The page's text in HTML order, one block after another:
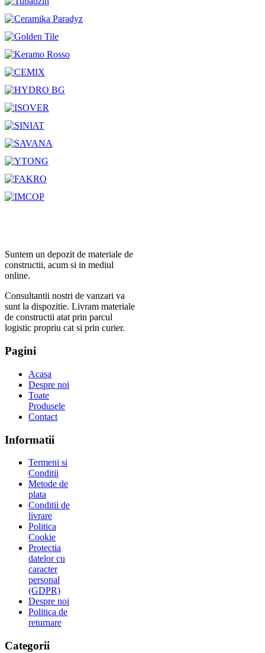
Suntem un depozit de materiale de
constructii, acum si in mediul
online.
Consultantii nostri de vanzari va
sunt la dispozitie. Livram materiale
de constructii atat prin parcul
logistic propriu cat si prin curier.
Pagini
Acasa
Despre noi
Toate
Produsele
Contact
Informatii
Termeni si
Conditii
Metode de
plata
Conditii de
livrare
Politica
Cookie
Protectia
datelor cu
caracter
personal
(GDPR)
Despre noi
Politica de
returnare
Categorii